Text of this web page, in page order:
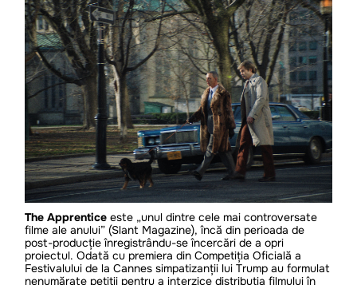
The Apprentice este „unul dintre cele mai controversate
filme ale anului” (Slant Magazine), încă din perioada de
post-producție înregistrându-se încercări de a opri
proiectul. Odată cu premiera din Competiția Oficială a
Festivalului de la Cannes simpatizanții lui Trump au formulat
nenumărate petiții pentru a interzice distribuția filmului în